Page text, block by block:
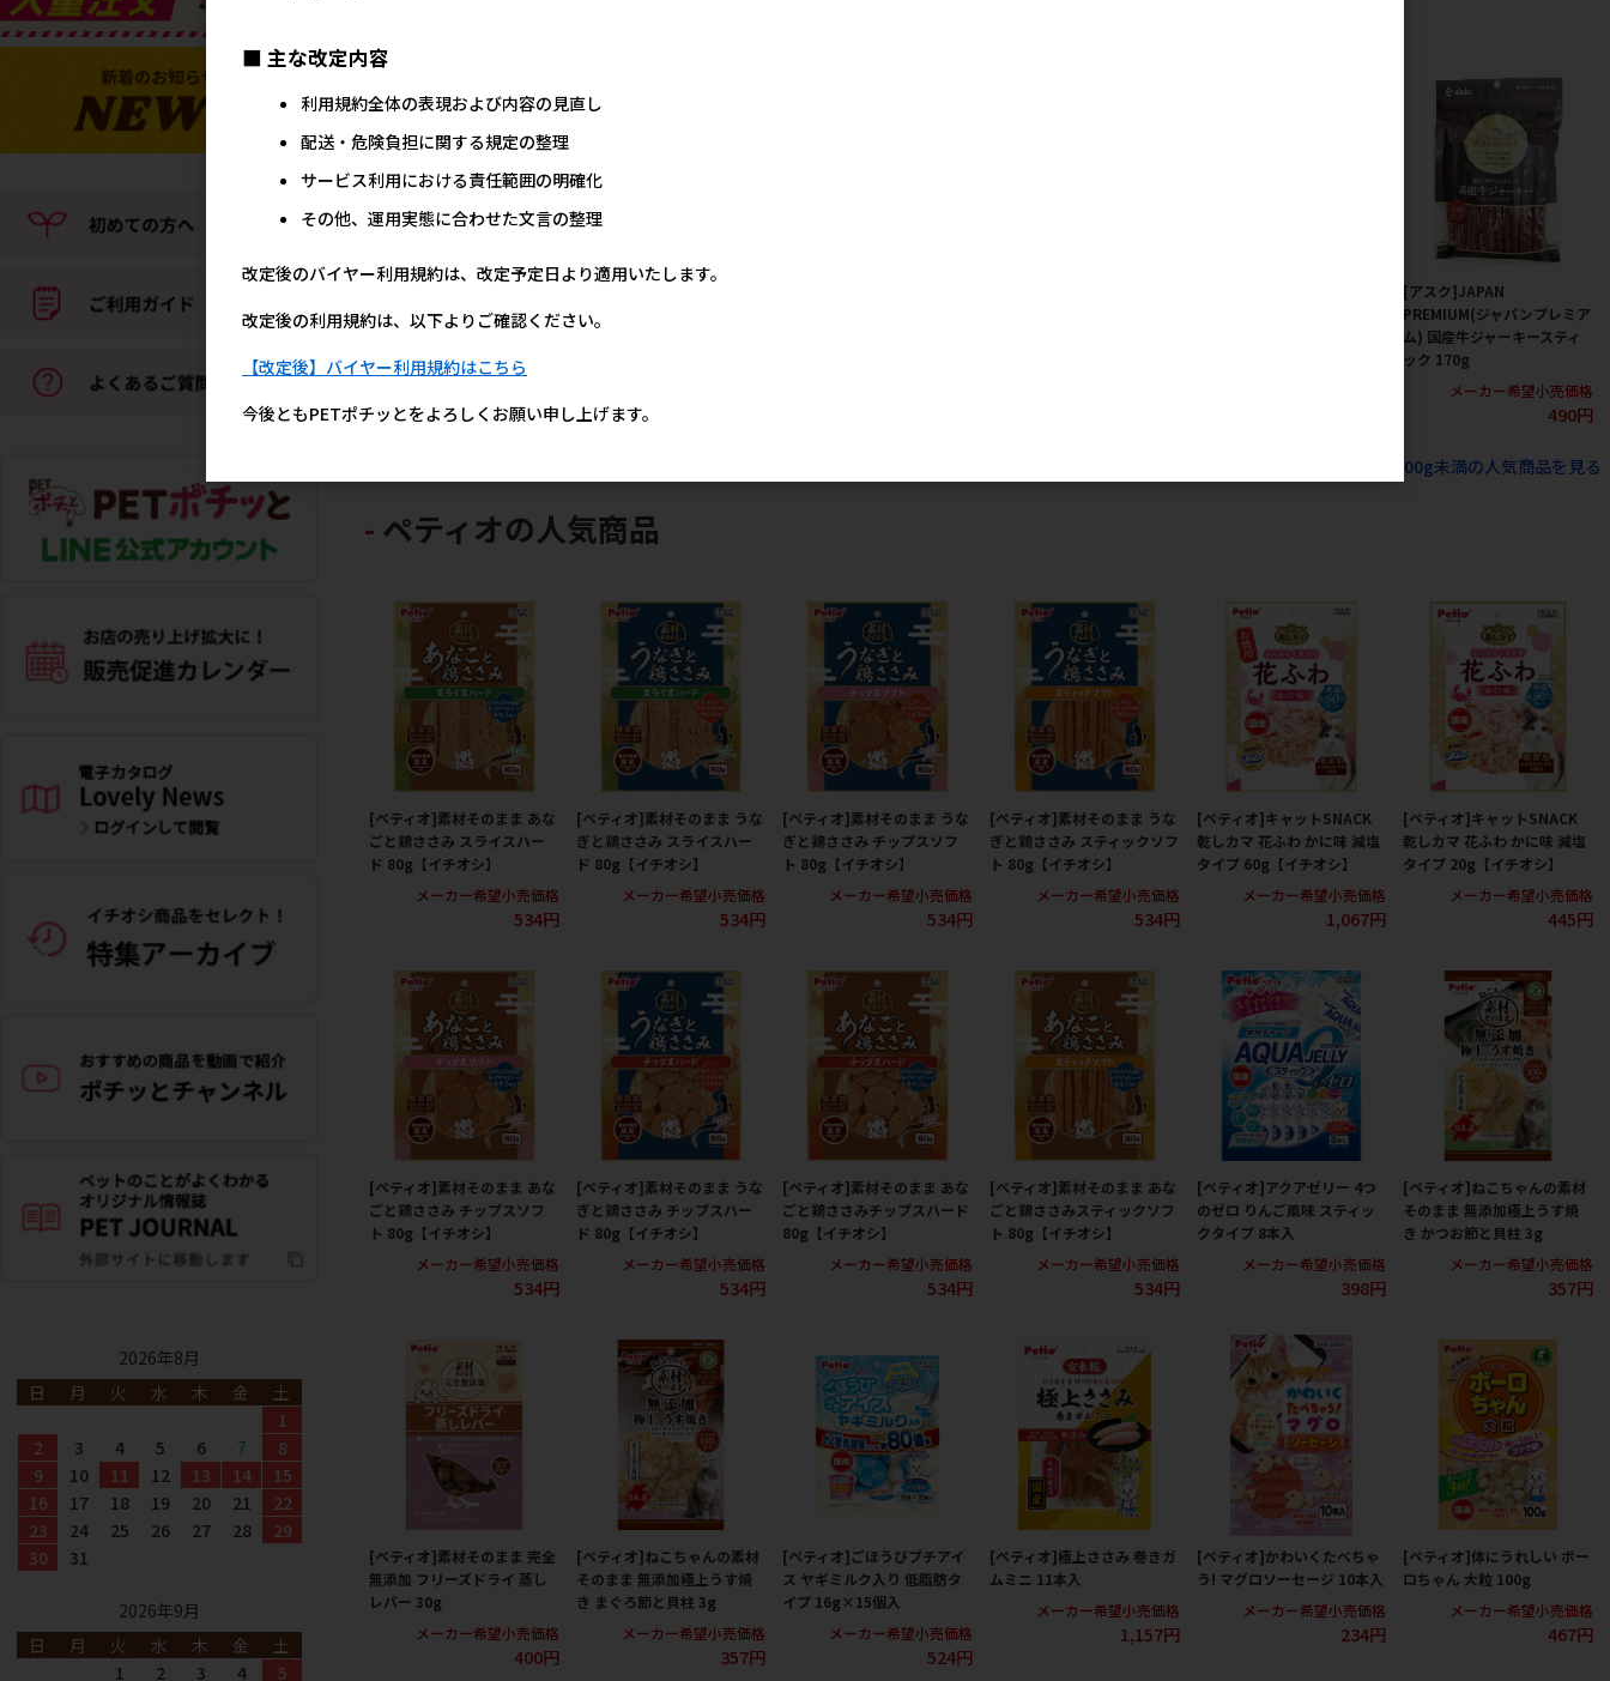
超小粒 ササミ 75g
248円
肉超薄切スライス 40g
[アスク]JAPAN
PREMIUM(ジャパンプレミア
ム) 国産牛ジャーキースティ
ック 170g
メーカー希望小売価格
490円
すべての犬用スナック ジャーキー ジャーキー200g未満の人気商品を見る
ペティオの人気商品
[ペティオ]素材そのまま あな
ごと鶏ささみ スライスハー
ド 80g【イチオシ】
メーカー希望小売価格
534円
[ペティオ]素材そのまま うな
ぎと鶏ささみ スライスハー
ド 80g【イチオシ】
メーカー希望小売価格
534円
[ペティオ]素材そのまま うな
ぎと鶏ささみ チップスソフ
ト 80g【イチオシ】
メーカー希望小売価格
534円
[ペティオ]素材そのまま うな
ぎと鶏ささみ スティックソフ
ト 80g【イチオシ】
メーカー希望小売価格
534円
[ペティオ]キャットSNACK
乾しカマ 花ふわ かに味 減塩
タイプ 60g【イチオシ】
メーカー希望小売価格
1,067円
[ペティオ]キャットSNACK
乾しカマ 花ふわ かに味 減塩
タイプ 20g【イチオシ】
メーカー希望小売価格
445円
[ペティオ]素材そのまま あな
ごと鶏ささみ チップスソフ
ト 80g【イチオシ】
メーカー希望小売価格
534円
[ペティオ]素材そのまま うな
ぎと鶏ささみ チップスハー
ド 80g【イチオシ】
メーカー希望小売価格
534円
[ペティオ]素材そのまま あな
ごと鶏ささみチップスハード
80g【イチオシ】
メーカー希望小売価格
534円
[ペティオ]素材そのまま あな
ごと鶏ささみスティックソフ
ト 80g【イチオシ】
メーカー希望小売価格
534円
[ペティオ]アクアゼリー 4つ
のゼロ りんご風味 スティッ
クタイプ 8本入
メーカー希望小売価格
398円
[ペティオ]ねこちゃんの素材
そのまま 無添加極上うす焼
き かつお節と貝柱 3g
メーカー希望小売価格
357円
[ペティオ]素材そのまま 完全
無添加 フリーズドライ 蒸し
レバー 30g
メーカー希望小売価格
400円
[ペティオ]ねこちゃんの素材
そのまま 無添加極上うす焼
き まぐろ節と貝柱 3g
メーカー希望小売価格
357円
[ペティオ]ごほうびプチアイ
ス ヤギミルク入り 低脂肪タ
イプ 16g×15個入
メーカー希望小売価格
524円
[ペティオ]極上ささみ 巻きガ
ムミニ 11本入
メーカー希望小売価格
1,157円
[ペティオ]かわいくたべちゃ
う! マグロソーセージ 10本入
メーカー希望小売価格
234円
[ペティオ]体にうれしい ボー
ロちゃん 大粒 100g
メーカー希望小売価格
467円
2026年8月
日
月 火 水 木 金
土
1
2
3 4 5 6 7
8
9
10 11 12 13 14
15
16
17 18 19 20 21
22
23
24 25 26 27 28
29
30
31
2026年9月
日
月 火 水 木 金
土
1
2 3 4 5
■ 主な改定内容
利用規約全体の表現および内容の見直し
配送・危険負担に関する規定の整理
サービス利用における責任範囲の明確化
その他、運用実態に合わせた文言の整理
改定後のバイヤー利用規約は、改定予定日より適用いたします。
改定後の利用規約は、以下よりご確認ください。
【改定後】バイヤー利用規約はこちら
今後ともPETポチッとをよろしくお願い申し上げます。